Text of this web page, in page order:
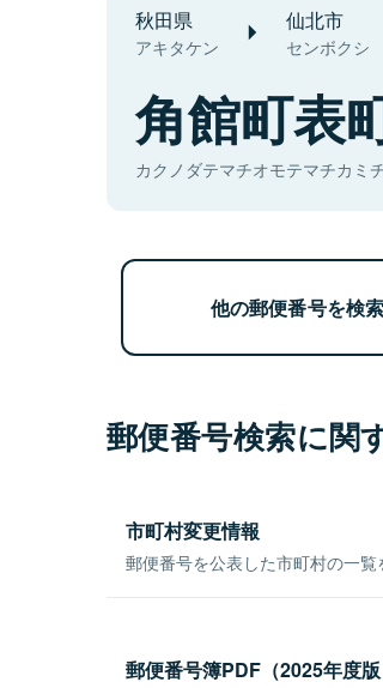
秋田県
アキタケン
仙北市
センボクシ
角館町表
カクノダテマチオモテマチカミ
他の郵便番号を検
郵便番号検索に関
市町村変更情報
郵便番号を公表した市町村の一覧
郵便番号簿PDF（2025年度版